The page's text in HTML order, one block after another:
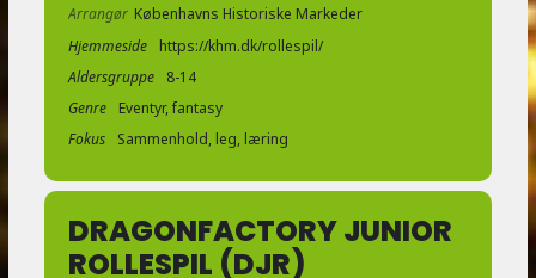
Arrangør Københavns Historiske Markeder
Hjemmeside
https://khm.dk/rollespil/
Aldersgruppe
8-14
Genre
Eventyr, fantasy
Fokus
Sammenhold, leg, læring
DRAGONFACTORY JUNIOR
ROLLESPIL (DJR)